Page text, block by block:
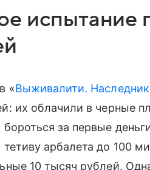
испытание
«Выживалити.
их облачили в черные
бороться за первые
тетиву арбалета до 100
10 тысяч рублей.